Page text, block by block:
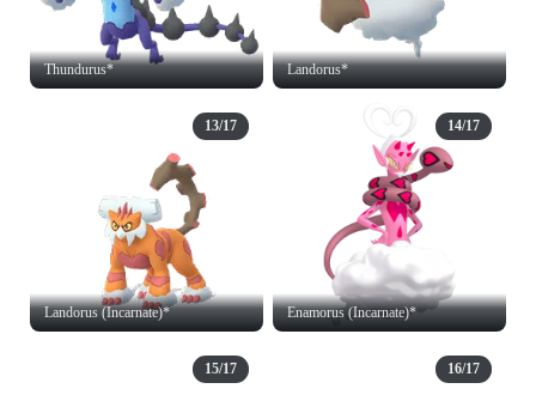
Thundurus* Landorus*
Landorus (Incarnate)*
13/17
Enamorus (Incarnate)*
14/17
15/17 16/17